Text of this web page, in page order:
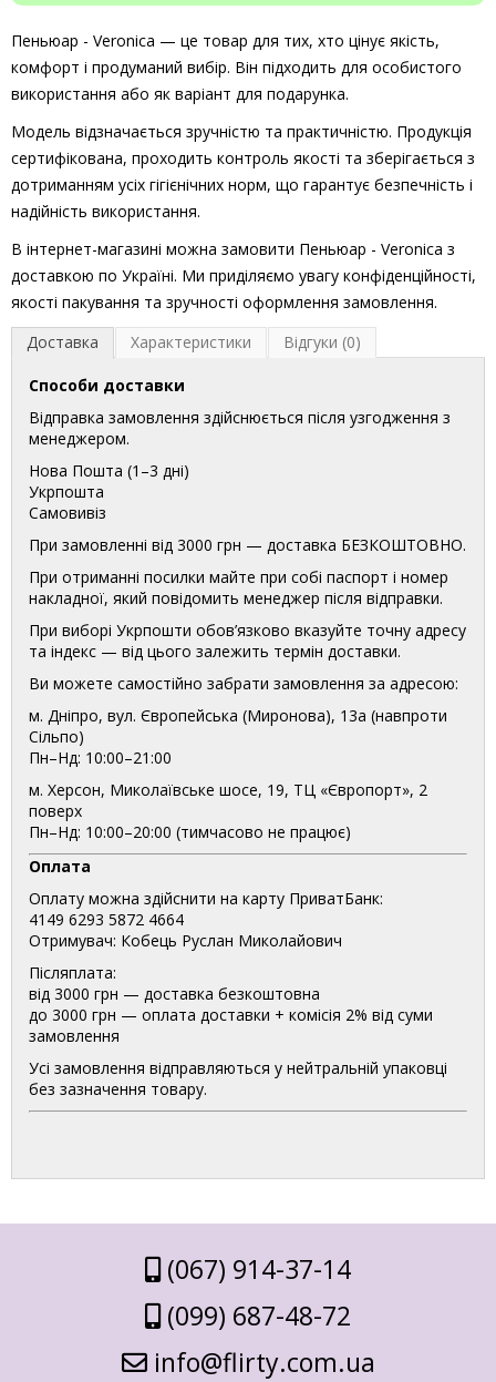
Пеньюар - Veronica — це товар для тих, хто цінує якість,
комфорт і продуманий вибір. Він підходить для особистого
використання або як варіант для подарунка.
Модель відзначається зручністю та практичністю. Продукція
сертифікована, проходить контроль якості та зберігається з
дотриманням усіх гігієнічних норм, що гарантує безпечність і
надійність використання.
В інтернет-магазині можна замовити Пеньюар - Veronica з
доставкою по Україні. Ми приділяємо увагу конфіденційності,
якості пакування та зручності оформлення замовлення.
Доставка
Характеристики Відгуки (0)
Способи доставки
Відправка замовлення здійснюється після узгодження з
менеджером.
Нова Пошта (1–3 дні)
Укрпошта
Самовивіз
При замовленні від 3000 грн — доставка БЕЗКОШТОВНО.
При отриманні посилки майте при собі паспорт і номер
накладної, який повідомить менеджер після відправки.
При виборі Укрпошти обов’язково вказуйте точну адресу
та індекс — від цього залежить термін доставки.
Ви можете самостійно забрати замовлення за адресою:
м. Дніпро, вул. Європейська (Миронова), 13а (навпроти
Сільпо)
Пн–Нд: 10:00–21:00
м. Херсон, Миколаївське шосе, 19, ТЦ «Європорт», 2
поверх
Пн–Нд: 10:00–20:00 (тимчасово не працює)
Оплата
Оплату можна здійснити на карту ПриватБанк:
4149 6293 5872 4664
Отримувач: Кобець Руслан Миколайович
Післяплата:
від 3000 грн — доставка безкоштовна
до 3000 грн — оплата доставки + комісія 2% від суми
замовлення
Усі замовлення відправляються у нейтральній упаковці
без зазначення товару.
(067) 914-37-14
(099) 687-48-72
info@flirty.com.ua